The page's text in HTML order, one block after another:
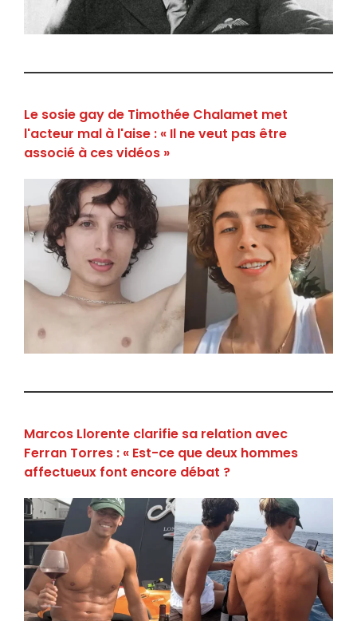
Le sosie gay de Timothée Chalamet met
l'acteur mal à l'aise : « Il ne veut pas être
associé à ces vidéos »
Marcos Llorente clarifie sa relation avec
Ferran Torres : « Est-ce que deux hommes
affectueux font encore débat ?